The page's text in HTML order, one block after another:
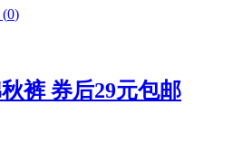
(0)
裤 券后29元包邮